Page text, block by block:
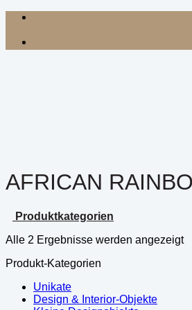
Zum
springen
AFRICAN
Produktkategorien
Alle 2 Ergebnisse werden angezeigt
Produkt-Kategorien
Unikate
Design & Interior-Objekte